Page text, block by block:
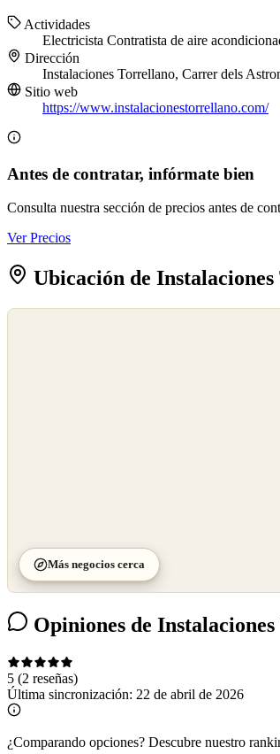
Actividades
Electricista Contratista de aire
Dirección
Instalaciones Torrellano, Carrer dels
Sitio web
https://www.instalacionestorrellano.com/
Antes de contratar, infórmate bien
Consulta nuestra sección de precios antes de
Ver Precios
Ubicación de
Más negocios cerca
Opiniones de
5 (2 reseñas)
Última sincronización: 22 de abril de 2026
¿Comparando opciones? Descubre nuestro